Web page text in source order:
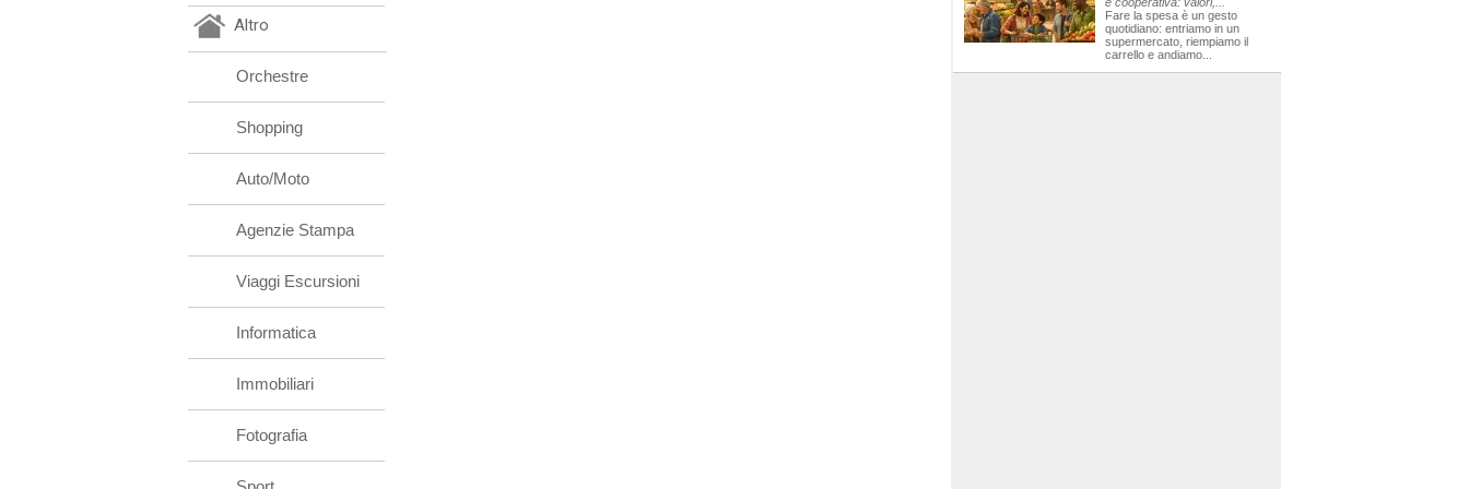
Altro
Orchestre
Shopping
Auto/Moto
Agenzie Stampa
Viaggi Escursioni
Informatica
Immobiliari
Fotografia
Fare la spesa è un gesto
quotidiano: entriamo in un
supermercato, riempiamo il
carrello e andiamo...